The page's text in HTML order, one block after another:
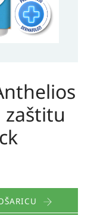
zaštitu